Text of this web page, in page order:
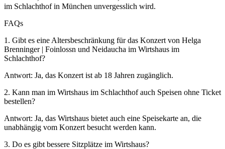
im Schlachthof in München unvergesslich wird.
FAQs
1. Gibt es eine Altersbeschränkung für das Konzert von Helga
Brenninger | Foinlossn und Neidaucha im Wirtshaus im
Schlachthof?
Antwort: Ja, das Konzert ist ab 18 Jahren zugänglich.
2. Kann man im Wirtshaus im Schlachthof auch Speisen ohne Ticket
bestellen?
Antwort: Ja, das Wirtshaus bietet auch eine Speisekarte an, die
unabhängig vom Konzert besucht werden kann.
3. Do es gibt bessere Sitzplätze im Wirtshaus?